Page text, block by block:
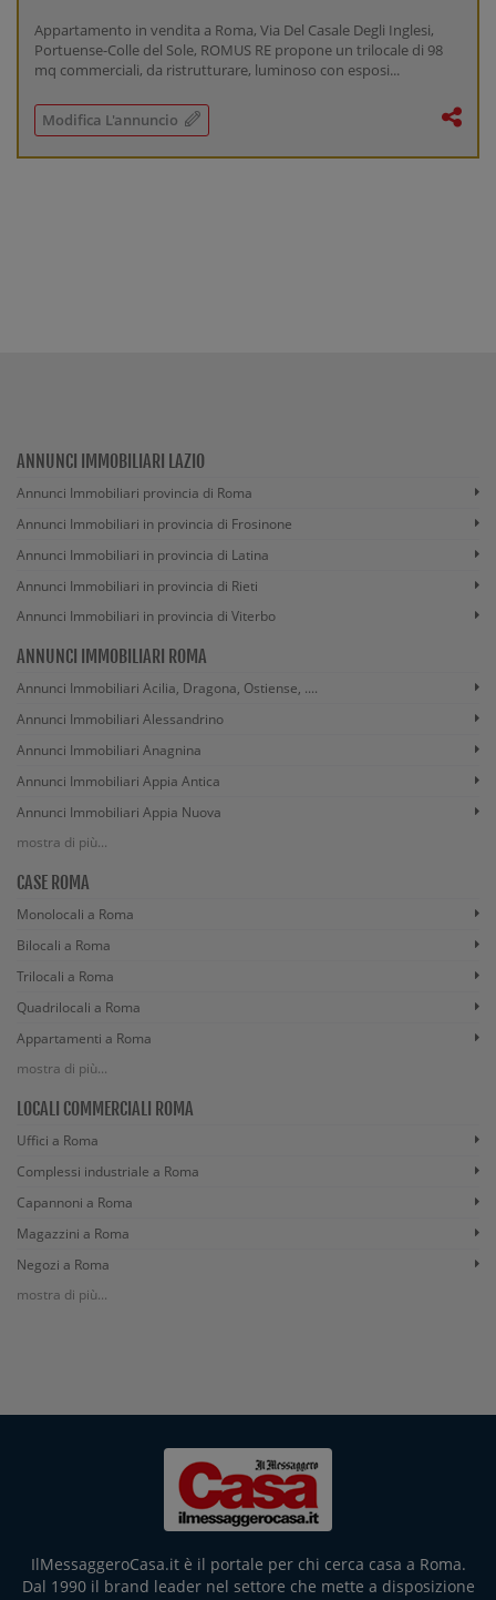
Appartamento in vendita a Roma, Via Del Casale Degli Inglesi,
Portuense-Colle del Sole, ROMUS RE propone un trilocale di 98
mq commerciali, da ristrutturare, luminoso con esposi...
Modifica L'annuncio
ANNUNCI IMMOBILIARI LAZIO
Annunci Immobiliari provincia di Roma
Annunci Immobiliari in provincia di Frosinone
Annunci Immobiliari in provincia di Latina
Annunci Immobiliari in provincia di Rieti
Annunci Immobiliari in provincia di Viterbo
ANNUNCI IMMOBILIARI ROMA
Annunci Immobiliari Acilia, Dragona, Ostiense, ....
Annunci Immobiliari Alessandrino
Annunci Immobiliari Anagnina
Annunci Immobiliari Appia Antica
Annunci Immobiliari Appia Nuova
mostra di più...
CASE ROMA
Monolocali a Roma
Bilocali a Roma
Trilocali a Roma
Quadrilocali a Roma
Appartamenti a Roma
mostra di più...
LOCALI COMMERCIALI ROMA
Uffici a Roma
Complessi industriale a Roma
Capannoni a Roma
Magazzini a Roma
Negozi a Roma
mostra di più...
IlMessaggeroCasa.it è il portale per chi cerca casa a Roma.
Dal 1990 il brand leader nel settore che mette a disposizione